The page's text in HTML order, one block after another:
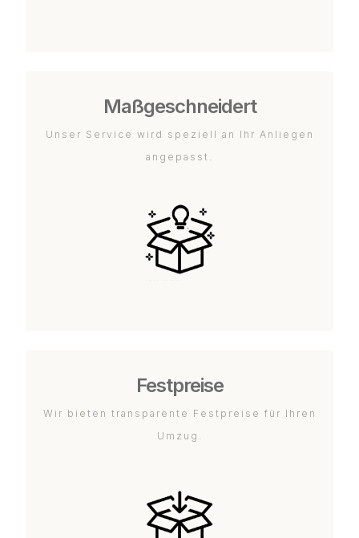
Maßgeschneidert
Unser Service wird speziell an Ihr Anliegen
angepasst.
Festpreise
Wir bieten transparente Festpreise für Ihren
Umzug.